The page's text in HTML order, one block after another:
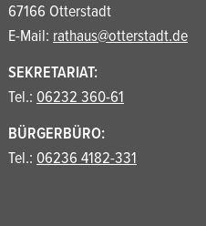
67166 Otterstadt
E-Mail: rathaus@otterstadt.de
SEKRETARIAT:
Tel.: 06232 360-61
BÜRGERBÜRO:
Tel.: 06236 4182-331